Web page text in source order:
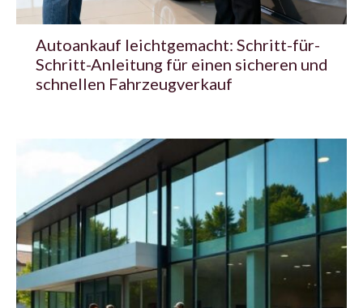
Autoankauf leichtgemacht: Schritt-für-
Schritt-Anleitung für einen sicheren und
schnellen Fahrzeugverkauf